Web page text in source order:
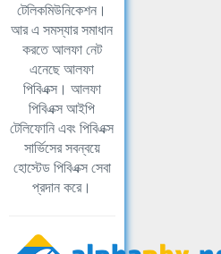
টেলিকমিউনিকেশন।
আর এ সমস্যার সমাধান
করতে আলফা নেট
এনেছে আলফা
পিবিএক্স। আলফা
পিবিএক্স আইপি
টেলিফোনি এবং পিবিএক্স
সার্ভিসের সবন্বয়ে
হোস্টেড পিবিএক্স সেবা
প্রদান করে।